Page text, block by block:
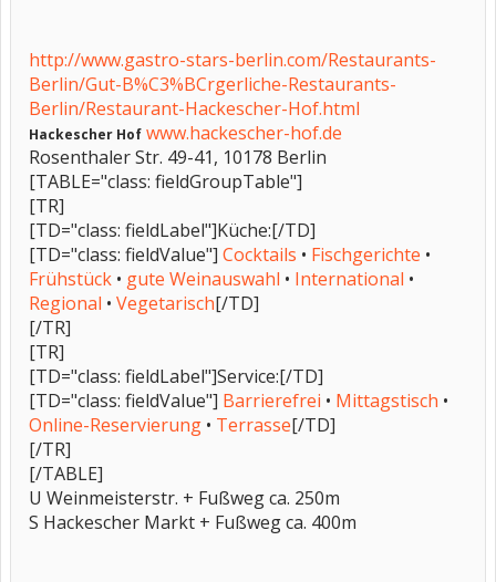
http://www.gastro-stars-berlin.com/Restaurants-
Berlin/Gut-B%C3%BCrgerliche-Restaurants-
Berlin/Restaurant-Hackescher-Hof.html
Hackescher Hof www.hackescher-hof.de
Rosenthaler Str. 49-41, 10178 Berlin
[TABLE="class: fieldGroupTable"]
[TR]
[TD="class: fieldLabel"]Küche:[/TD]
[TD="class: fieldValue"] Cocktails • Fischgerichte •
Frühstück • gute Weinauswahl • International •
Regional • Vegetarisch[/TD]
[/TR]
[TR]
[TD="class: fieldLabel"]Service:[/TD]
[TD="class: fieldValue"] Barrierefrei • Mittagstisch •
Online-Reservierung • Terrasse[/TD]
[/TR]
[/TABLE]
U Weinmeisterstr. + Fußweg ca. 250m
S Hackescher Markt + Fußweg ca. 400m